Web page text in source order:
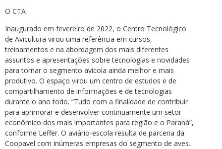
O CTA
Inaugurado em fevereiro de 2022, o Centro Tecnológico
de Avicultura virou uma referência em cursos,
treinamentos e na abordagem dos mais diferentes
assuntos e apresentações sobre tecnologias e novidades
para tornar o segmento avícola ainda melhor e mais
produtivo. O espaço virou um centro de estudos e de
compartilhamento de informações e de tecnologias
durante o ano todo. “Tudo com a finalidade de contribuir
para aprimorar e desenvolver continuamente um setor
econômico dos mais importantes para região e o Paraná”,
conforme Leffer. O aviário-escola resulta de parceria da
Coopavel com inúmeras empresas do segmento de aves.